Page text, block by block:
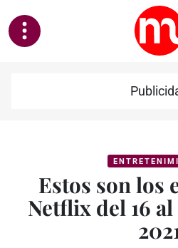
Estos son los
Netflix del 16